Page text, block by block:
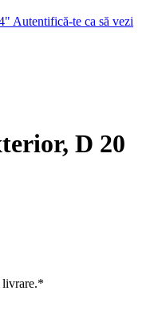
Autentifică-te ca să vezi
D 20
livrare.*